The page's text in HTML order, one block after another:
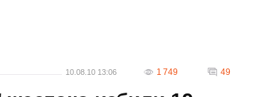
10.08.10 13:06 1 749 49